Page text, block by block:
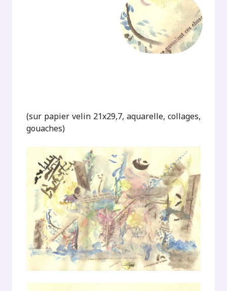
(sur papier velin 21x29,7, aquarelle, collages,
gouaches)